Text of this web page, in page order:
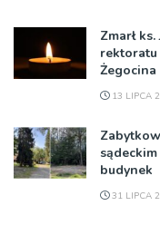
Zmarł
Żegocina
13 LIPCA
budynek
31 LIPCA